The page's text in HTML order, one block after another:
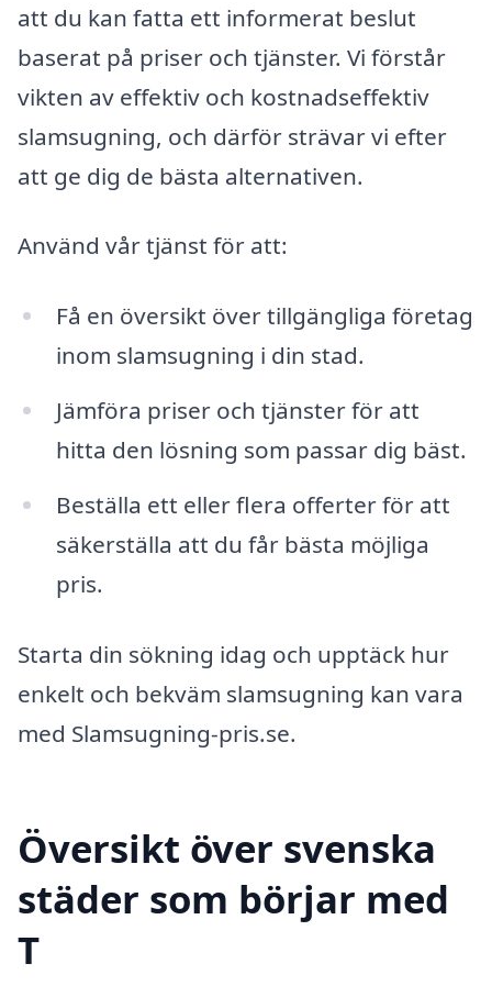
att du kan fatta ett informerat beslut
baserat på priser och tjänster. Vi förstår
vikten av effektiv och kostnadseffektiv
slamsugning, och därför strävar vi efter
att ge dig de bästa alternativen.
Använd vår tjänst för att:
Få en översikt över tillgängliga företag
inom slamsugning i din stad.
Jämföra priser och tjänster för att
hitta den lösning som passar dig bäst.
Beställa ett eller flera offerter för att
säkerställa att du får bästa möjliga
pris.
Starta din sökning idag och upptäck hur
enkelt och bekväm slamsugning kan vara
med Slamsugning-pris.se.
Översikt över svenska
städer som börjar med
T